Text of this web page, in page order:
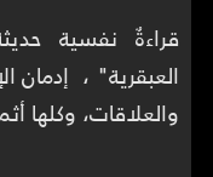
قراءةٌ نفسية
العبقرية" ، إدمان
والعلاقات، وكلها